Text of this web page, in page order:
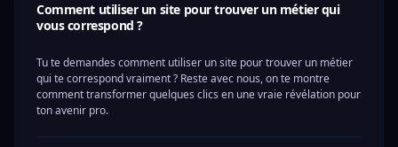
Comment utiliser un site pour trouver un métier qui
vous correspond ?
Tu te demandes comment utiliser un site pour trouver un métier
qui te correspond vraiment ? Reste avec nous, on te montre
comment transformer quelques clics en une vraie révélation pour
ton avenir pro.